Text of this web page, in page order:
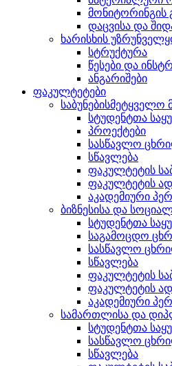
მონიტორინგის
დაცვისა და
ხარისხის
სტრუქტურა
წესები და
ანგარიშები
ფაკულტეტები
სტუდენტთა
პროექტები
სასწავლო
სწავლება
ფაკულტეტის
ფაკულტეტის
აკადემიური
ბიზნესისა და
სტუდენტთა
საგამოცდო
სასწავლო
სწავლება
ფაკულტეტის
ფაკულტეტის
აკადემიური
სამართლისა და
სტუდენტთა
სასწავლო
სწავლება